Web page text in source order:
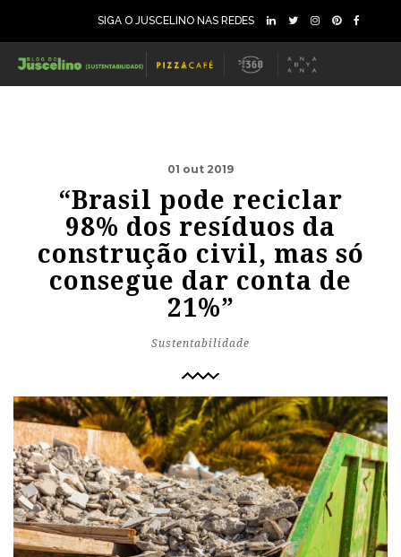
SIGA O JUSCELINO NAS REDES
01 out 2019
“Brasil pode reciclar
98% dos resíduos da
construção civil, mas só
consegue dar conta de
21%”
Sustentabilidade